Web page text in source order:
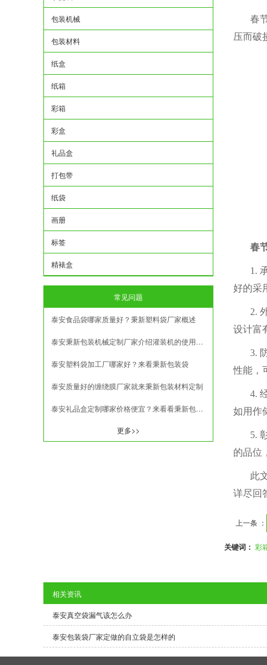
春
压而破
春
1.
好的采
2.
设计富
3.
性能，
4.
如用作
5.
的品位
此
详尽回
上一条 ：
关键词： 彩
包装机械
包装材料
纸盒
纸箱
彩箱
彩盒
礼品盒
打包带
纸袋
画册
标签
精裱盒
常见问题
泰安食品袋哪家质量好？秉新塑料袋厂家概述
泰安秉新包装机械定制厂家介绍灌装机的使用方法
泰安塑料袋加工厂哪家好？来看秉新包装袋
泰安质量好的缠绕膜厂家就来秉新包装材料定制
泰安礼品盒定制哪家价格便宜？来看看秉新包装盒厂家
更多>>
相关资讯
泰安真空袋漏气该怎么办
泰安包装袋厂家定做的自立袋是怎样的